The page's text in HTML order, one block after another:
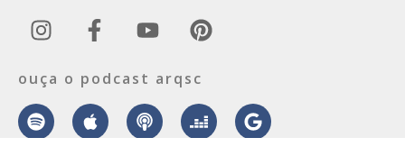
ouça o podcast arqsc